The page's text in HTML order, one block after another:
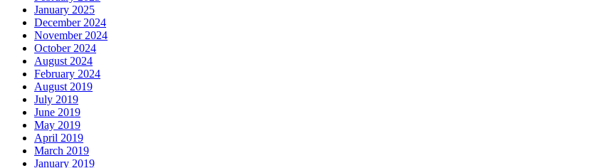
January 2025
December 2024
November 2024
October 2024
August 2024
February 2024
August 2019
July 2019
June 2019
May 2019
April 2019
March 2019
January 2019